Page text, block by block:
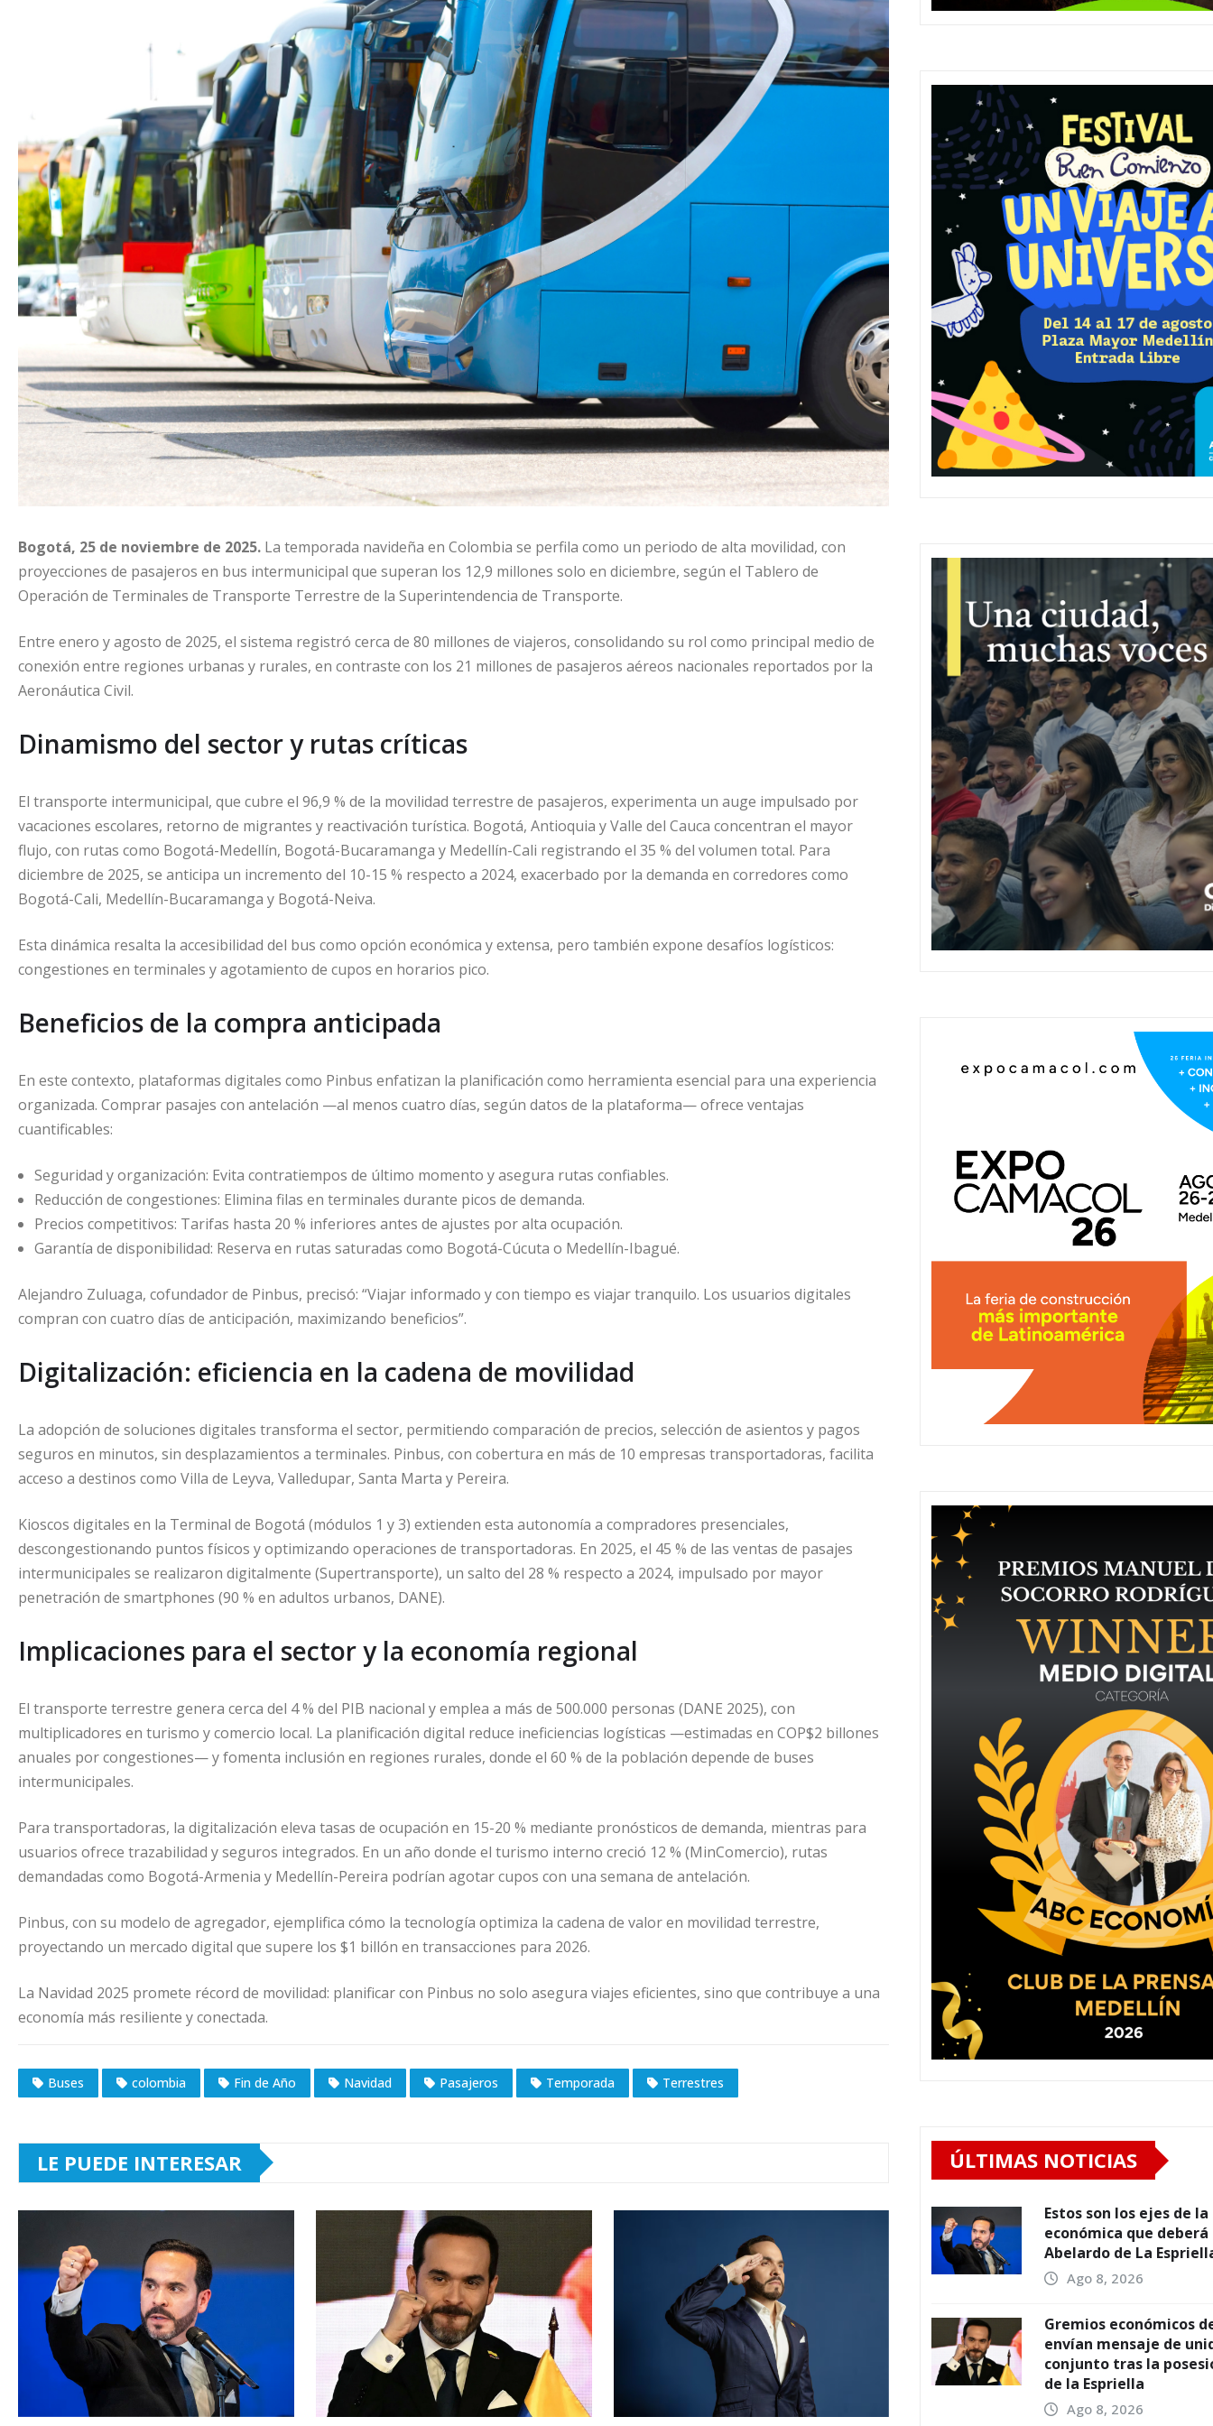
Bogotá, 25 de noviembre de 2025. La temporada navideña en Colombia se perfila como un periodo de alta movilidad, con
proyecciones de pasajeros en bus intermunicipal que superan los 12,9 millones solo en diciembre, según el Tablero de
Operación de Terminales de Transporte Terrestre de la Superintendencia de Transporte.
Entre enero y agosto de 2025, el sistema registró cerca de 80 millones de viajeros, consolidando su rol como principal medio de
conexión entre regiones urbanas y rurales, en contraste con los 21 millones de pasajeros aéreos nacionales reportados por la
Aeronáutica Civil.
Dinamismo del sector y rutas críticas
El transporte intermunicipal, que cubre el 96,9 % de la movilidad terrestre de pasajeros, experimenta un auge impulsado por
vacaciones escolares, retorno de migrantes y reactivación turística. Bogotá, Antioquia y Valle del Cauca concentran el mayor
flujo, con rutas como Bogotá-Medellín, Bogotá-Bucaramanga y Medellín-Cali registrando el 35 % del volumen total. Para
diciembre de 2025, se anticipa un incremento del 10-15 % respecto a 2024, exacerbado por la demanda en corredores como
Bogotá-Cali, Medellín-Bucaramanga y Bogotá-Neiva.
Esta dinámica resalta la accesibilidad del bus como opción económica y extensa, pero también expone desafíos logísticos:
congestiones en terminales y agotamiento de cupos en horarios pico.
Beneficios de la compra anticipada
En este contexto, plataformas digitales como Pinbus enfatizan la planificación como herramienta esencial para una experiencia
organizada. Comprar pasajes con antelación —al menos cuatro días, según datos de la plataforma— ofrece ventajas
cuantificables:
Seguridad y organización: Evita contratiempos de último momento y asegura rutas confiables.
Reducción de congestiones: Elimina filas en terminales durante picos de demanda.
Precios competitivos: Tarifas hasta 20 % inferiores antes de ajustes por alta ocupación.
Garantía de disponibilidad: Reserva en rutas saturadas como Bogotá-Cúcuta o Medellín-Ibagué.
Alejandro Zuluaga, cofundador de Pinbus, precisó: “Viajar informado y con tiempo es viajar tranquilo. Los usuarios digitales
compran con cuatro días de anticipación, maximizando beneficios”.
Digitalización: eficiencia en la cadena de movilidad
La adopción de soluciones digitales transforma el sector, permitiendo comparación de precios, selección de asientos y pagos
seguros en minutos, sin desplazamientos a terminales. Pinbus, con cobertura en más de 10 empresas transportadoras, facilita
acceso a destinos como Villa de Leyva, Valledupar, Santa Marta y Pereira.
Kioscos digitales en la Terminal de Bogotá (módulos 1 y 3) extienden esta autonomía a compradores presenciales,
descongestionando puntos físicos y optimizando operaciones de transportadoras. En 2025, el 45 % de las ventas de pasajes
intermunicipales se realizaron digitalmente (Supertransporte), un salto del 28 % respecto a 2024, impulsado por mayor
penetración de smartphones (90 % en adultos urbanos, DANE).
Implicaciones para el sector y la economía regional
El transporte terrestre genera cerca del 4 % del PIB nacional y emplea a más de 500.000 personas (DANE 2025), con
multiplicadores en turismo y comercio local. La planificación digital reduce ineficiencias logísticas —estimadas en COP$2 billones
anuales por congestiones— y fomenta inclusión en regiones rurales, donde el 60 % de la población depende de buses
intermunicipales.
Para transportadoras, la digitalización eleva tasas de ocupación en 15-20 % mediante pronósticos de demanda, mientras para
usuarios ofrece trazabilidad y seguros integrados. En un año donde el turismo interno creció 12 % (MinComercio), rutas
demandadas como Bogotá-Armenia y Medellín-Pereira podrían agotar cupos con una semana de antelación.
Pinbus, con su modelo de agregador, ejemplifica cómo la tecnología optimiza la cadena de valor en movilidad terrestre,
proyectando un mercado digital que supere los $1 billón en transacciones para 2026.
La Navidad 2025 promete récord de movilidad: planificar con Pinbus no solo asegura viajes eficientes, sino que contribuye a una
economía más resiliente y conectada.
Buses colombia Fin de Año Navidad Pasajeros Temporada Terrestres
LE PUEDE INTERESAR ÚLTIMAS NOTICIAS
Estos son los ejes de
económica que
Abelardo de La
Ago 8, 2026
Gremios económicos
envían mensaje de
conjunto tras la
de la Espriella
Ago 8, 2026